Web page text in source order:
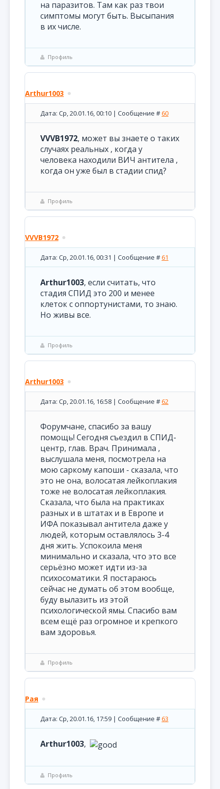
на паразитов. Там как раз твои
симптомы могут быть. Высыпания
в их числе.
Профиль
Arthur1003
Дата: Ср, 20.01.16, 00:10 | Сообщение #60
VVVB1972, может вы знаете о таких
случаях реальных , когда у
человека находили ВИЧ антитела ,
когда он уже был в стадии спид?
Профиль
VVVB1972
Дата: Ср, 20.01.16, 00:31 | Сообщение #61
Arthur1003, если считать, что
стадия СПИД это 200 и менее
клеток с оппортунистами, то знаю.
Но живы все.
Профиль
Arthur1003
Дата: Ср, 20.01.16, 16:58 | Сообщение #62
Форумчане, спасибо за вашу
помощь! Сегодня съездил в СПИД-
центр, глав. Врач. Принимала ,
выслушала меня, посмотрела на
мою саркому капоши - сказала, что
это не она, волосатая лейкоплакия
тоже не волосатая лейкоплакия.
Сказала, что была на практиках
разных и в штатах и в Европе и
ИФА показывал антитела даже у
людей, которым оставлялось 3-4
дня жить. Успокоила меня
минимально и сказала, что это все
серьёзно может идти из-за
психосоматики. Я постараюсь
сейчас не думать об этом вообще,
буду вылазить из этой
психологической ямы. Спасибо вам
всем ещё раз огромное и крепкого
вам здоровья.
Профиль
Рая
Дата: Ср, 20.01.16, 17:59 | Сообщение #63
Arthur1003,
Профиль